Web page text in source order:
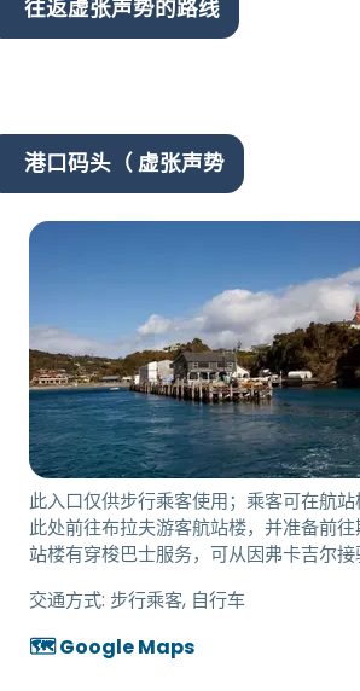
往返虚张声势的路线
港口码头（ 虚张声势
此入口仅供步行乘客使用；乘客可在航
此处前往布拉夫游客航站楼，并准备前
站楼有穿梭巴士服务，可从因弗卡吉尔接
交通方式: 步行乘客, 自行车
🗺️ Google Maps